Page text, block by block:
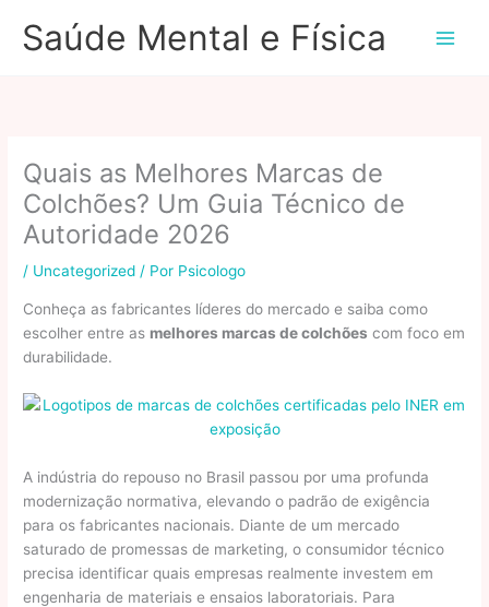
paraSaúde Mental e Física
Quais as Melhores Marcas de
Colchões? Um Guia Técnico de
Autoridade 2026
/ Uncategorized / Por Psicologo
Conheça as fabricantes líderes do mercado e saiba como
escolher entre as melhores marcas de colchões com foco em
durabilidade.
A indústria do repouso no Brasil passou por uma profunda
modernização normativa, elevando o padrão de exigência
para os fabricantes nacionais. Diante de um mercado
saturado de promessas de marketing, o consumidor técnico
precisa identificar quais empresas realmente investem em
engenharia de materiais e ensaios laboratoriais. Para